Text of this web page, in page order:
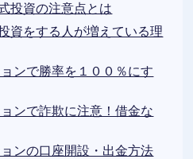
投資の注意点とは
資をする人が増えている理
ンで勝率を１００％にす
ンで詐欺に注意！借金な
ンの口座開設・出金方法